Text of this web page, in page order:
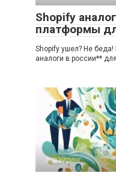
Shopify
платформы
Shopify ушел? Не
аналоги в россии**
Эквайринг